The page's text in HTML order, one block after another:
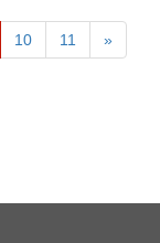
10 11 »